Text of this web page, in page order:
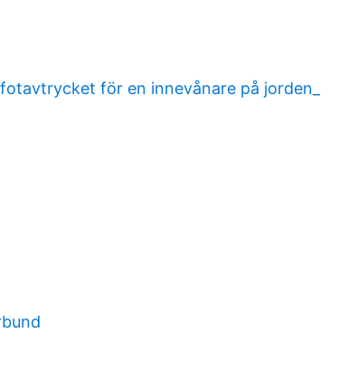
för en innevånare på jorden_